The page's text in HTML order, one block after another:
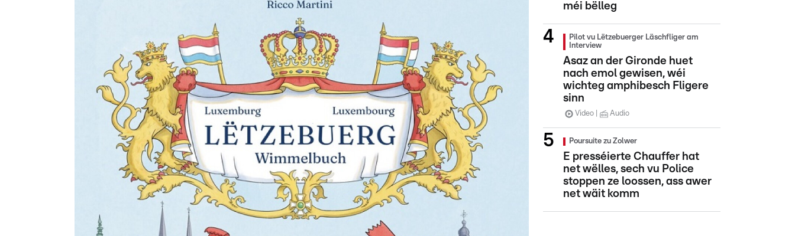
méi bëlleg
Pilot vu Lëtzebuerger Läschfliger am
Interview
Asaz an der Gironde huet
nach emol gewisen, wéi
wichteg amphibesch Fligere
sinn
Video Audio
Poursuite zu Zolwer
E presséierte Chauffer hat
net wëlles, sech vu Police
stoppen ze loossen, ass awer
net wäit komm